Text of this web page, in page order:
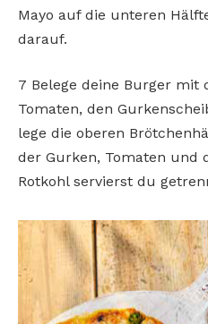
Mayo auf die unteren
darauf.
7 Belege deine Burger mit
Tomaten, den
lege die oberen
der Gurken, Tomaten und
Rotkohl servierst du